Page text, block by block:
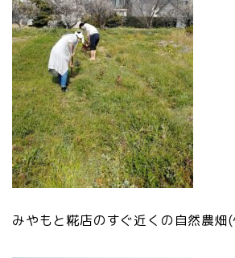
みやもと糀店のすぐ近くの自然農